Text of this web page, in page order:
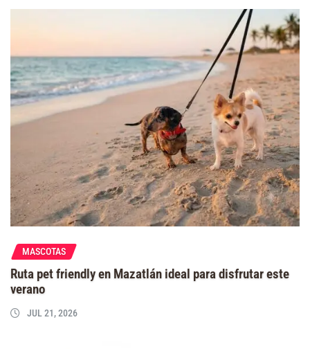
MASCOTAS
Ruta pet friendly en Mazatlán ideal para disfrutar este
verano
JUL 21, 2026